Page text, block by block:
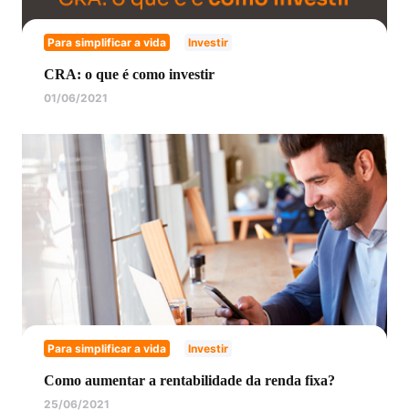
Para simplificar a vida Investir
CRA: o que é como investir
01/06/2021
Para simplificar a vida Investir
Como aumentar a rentabilidade da renda fixa?
25/06/2021